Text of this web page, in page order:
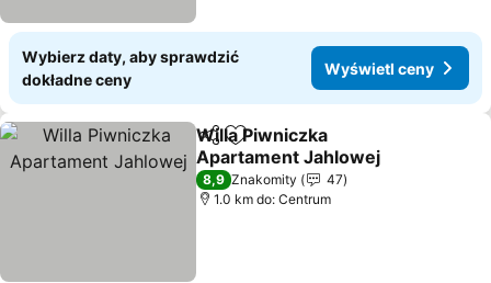
Wybierz daty, aby sprawdzić
dokładne ceny
Wyświetl ceny
Udostępnij
Dodaj do ulubionych
Willa Piwniczka
Apartament Jahlowej
8,9 Znakomity
47
1.0 km do: Centrum